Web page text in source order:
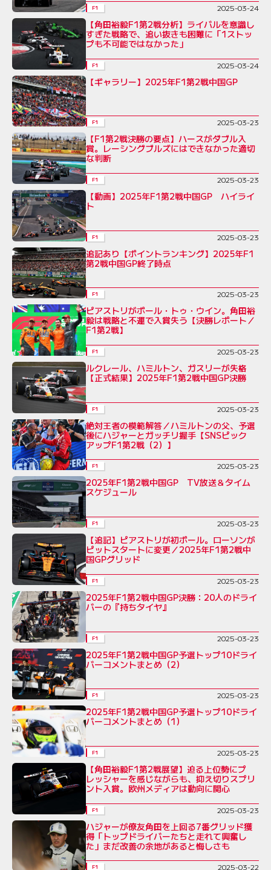
F1 2025-03-24
【角田裕毅F1第2戦分析】ライバルを意識し
すぎた戦略で、追い抜きも困難に「1ストッ
プも不可能ではなかった」
F1 2025-03-24
【ギャラリー】2025年F1第2戦中国GP
F1 2025-03-23
【F1第2戦決勝の要点】ハースがダブル入
賞。レーシングブルズにはできなかった適切
な判断
F1 2025-03-23
【動画】2025年F1第2戦中国GP ハイライ
ト
F1 2025-03-23
追記あり【ポイントランキング】2025年F1
第2戦中国GP終了時点
F1 2025-03-23
ピアストリがポール・トゥ・ウイン。角田裕
毅は戦略と不運で入賞失う【決勝レポート／
F1第2戦】
F1 2025-03-23
ルクレール、ハミルトン、ガスリーが失格
【正式結果】2025年F1第2戦中国GP決勝
F1 2025-03-23
絶対王者の模範解答／ハミルトンの父、予選
後にハジャーとガッチリ握手【SNSピック
アップF1第2戦（2）】
F1 2025-03-23
2025年F1第2戦中国GP TV放送＆タイム
スケジュール
F1 2025-03-23
【追記】ピアストリが初ポール。ローソンが
ピットスタートに変更／2025年F1第2戦中
国GPグリッド
F1 2025-03-23
2025年F1第2戦中国GP決勝：20人のドライ
バーの『持ちタイヤ』
F1 2025-03-23
2025年F1第2戦中国GP予選トップ10ドライ
バーコメントまとめ（2）
F1 2025-03-23
2025年F1第2戦中国GP予選トップ10ドライ
バーコメントまとめ（1）
F1 2025-03-23
【角田裕毅F1第2戦展望】迫る上位勢にプ
レッシャーを感じながらも、抑え切りスプリ
ント入賞。欧州メディアは動向に関心
F1 2025-03-23
ハジャーが僚友角田を上回る7番グリッド獲
得「トップドライバーたちと走れて興奮し
た」まだ改善の余地があると悔しさも
F1 2025-03-22